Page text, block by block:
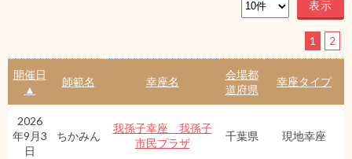
1 2
開催日
▲
師範名 幸座名
会場都
道府県
幸座タイプ
2026
年9月3
日
ちかみん
我孫子幸座 我孫子
市民プラザ
千葉県 現地幸座